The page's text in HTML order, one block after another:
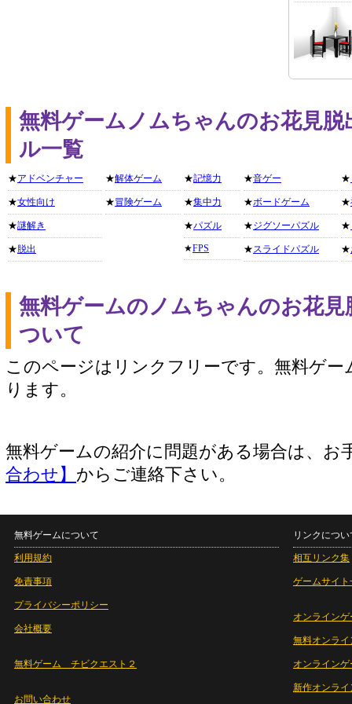
無料ゲームノムちゃんのお花見
ル一覧
★アドベンチャー
★女性向け
★謎解き
★ 脱出
★解体ゲーム
★冒険ゲーム
★記憶力
★集中力
★パズル
★FPS
★音ゲー
★ボードゲーム
★ジグソーパズル
★スライドパズル
★
★
★
★
無料ゲームのノムちゃんのお花
ついて
このページはリンクフリーです。無料ゲー
ります。
無料ゲームの紹介に問題がある場合は、お
合わせ】 からご連絡下さい。
無料ゲームについて
利用規約
免責事項
プライバシーポリシー
会社概要
無料ゲーム チビクエスト２
お問い合わせ
リンクについ
相互リンク集
ゲームサイト
オンラインゲ
無料オンライ
オンライン
新作オンライ